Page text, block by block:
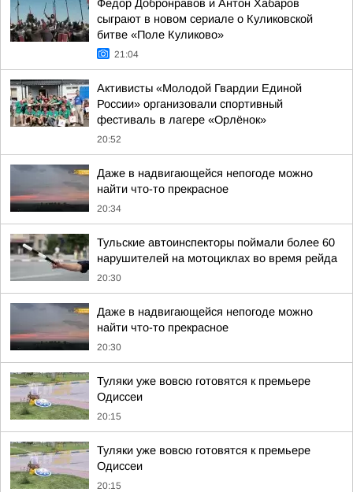
Федор Добронравов и Антон Хабаров
сыграют в новом сериале о Куликовской
битве «Поле Куликово»
21:04
Активисты «Молодой Гвардии Единой
России» организовали спортивный
фестиваль в лагере «Орлёнок»
20:52
Даже в надвигающейся непогоде можно
найти что-то прекрасное
20:34
Тульские автоинспекторы поймали более 60
нарушителей на мотоциклах во время рейда
20:30
Даже в надвигающейся непогоде можно
найти что-то прекрасное
20:30
Туляки уже вовсю готовятся к премьере
Одиссеи
20:15
Туляки уже вовсю готовятся к премьере
Одиссеи
20:15